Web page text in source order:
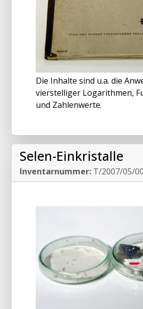
Die Inhalte sind u.a. die
vierstelliger Logarithmen,
und Zahlenwerte.
Selen-Einkristalle
Inventarnummer: T/2007/05/